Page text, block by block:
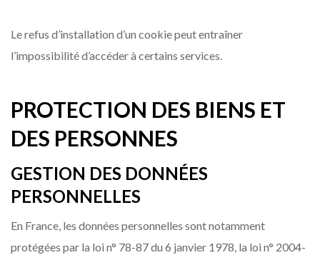
Le refus d’installation d’un cookie peut entraîner
l’impossibilité d’accéder à certains services.
PROTECTION DES BIENS ET
DES PERSONNES
GESTION DES DONNÉES
PERSONNELLES
En France, les données personnelles sont notamment
protégées par la loi n° 78-87 du 6 janvier 1978, la loi n° 2004-